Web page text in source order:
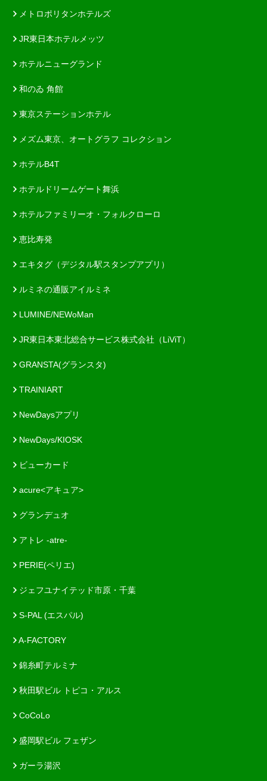
メトロポリタンホテルズ
JR東日本ホテルメッツ
ホテルニューグランド
和のゐ 角館
東京ステーションホテル
メズム東京、オートグラフ コレクション
ホテルB4T
ホテルドリームゲート舞浜
ホテルファミリーオ・フォルクローロ
恵比寿発
エキタグ（デジタル駅スタンプアプリ）
ルミネの通販アイルミネ
LUMINE/NEWoMan
JR東日本東北総合サービス株式会社（LiViT）
GRANSTA(グランスタ)
TRAINIART
NewDaysアプリ
NewDays/KIOSK
ビューカード
acure<アキュア>
グランデュオ
アトレ -atre-
PERIE(ペリエ)
ジェフユナイテッド市原・千葉
S-PAL (エスパル)
A-FACTORY
錦糸町テルミナ
秋田駅ビル トピコ・アルス
CoCoLo
盛岡駅ビル フェザン
ガーラ湯沢